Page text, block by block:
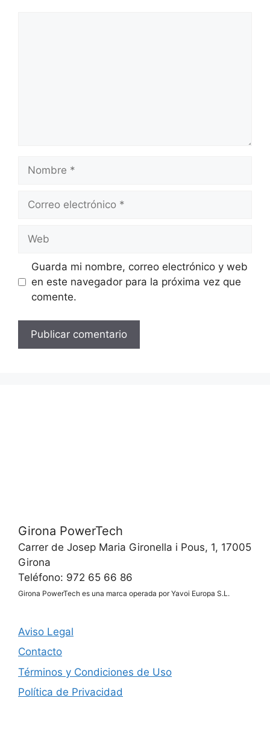
Nombre
Correo
Web
Guarda mi nombre, correo electrónico y web
en este navegador para la próxima vez que
comente.
Girona PowerTech
Carrer de Josep Maria Gironella i Pous, 1, 17005
Girona
Teléfono: 972 65 66 86
Girona PowerTech es una marca operada por Yavoi Europa S.L.
Aviso Legal
Contacto
Términos y Condiciones de Uso
Política de Privacidad